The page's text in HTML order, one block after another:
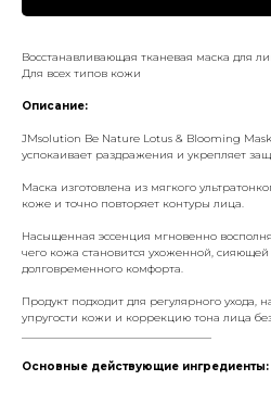
Восстанавливающая тканевая маска для
Для всех типов кожи
Описание:
JMsolution Be Nature Lotus & Blooming
успокаивает раздражения и укрепляет
Маска изготовлена из мягкого
коже и точно повторяет контуры лица.
Насыщенная эссенция мгновенно
чего кожа становится ухоженной,
долговременного комфорта.
Продукт подходит для регулярного
упругости кожи и коррекцию тона лица
Основные действующие ингредиенты: